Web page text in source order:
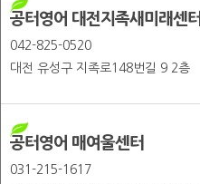
공터영어 대전지족새미래센터
042-825-0520
대전 유성구 지족로148번길 9 2층
공터영어 매여울센터
031-215-1617